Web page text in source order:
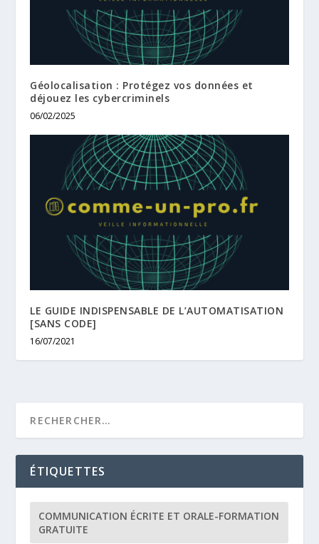
Géolocalisation : Protégez vos données et
déjouez les cybercriminels
06/02/2025
LE GUIDE INDISPENSABLE DE L’AUTOMATISATION
[SANS CODE]
16/07/2021
ÉTIQUETTES
COMMUNICATION ÉCRITE ET ORALE-FORMATION
GRATUITE